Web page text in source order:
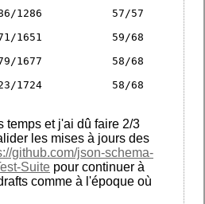
draft7: 	1286/1286	    57/57
draft2019-09: 	1571/1651	    59/68
draft2020-12: 	1579/1677	    58/68
draft-next: 	1623/1724	    58/68
temps et j'ai dû faire 2/3
les mises à jours des
github.com/json-schema-
Suite pour continuer à
comme à l'époque où